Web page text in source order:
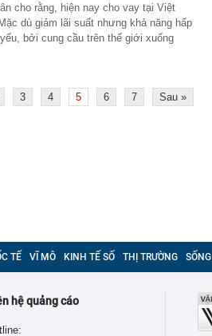
cho rằng, hiện nay cho vay tại Việt
dù giảm lãi suất nhưng khả năng hấp
bởi cung cầu trên thế giới xuống
3 4 5 6 7 Sau »
TẾ VĨ MÔ KINH TẾ SỐ THỊ TRƯỜNG SỐNG
hệ quảng cáo